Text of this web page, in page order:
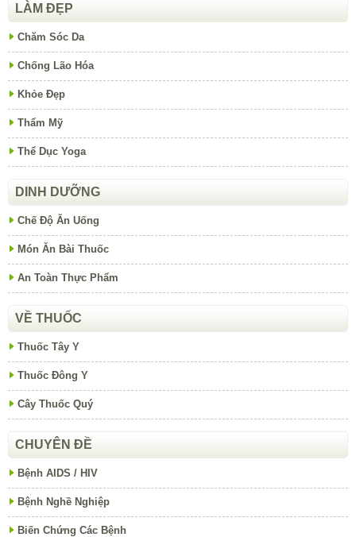
LÀM ĐẸP
Chăm Sóc Da
Chống Lão Hóa
Khỏe Đẹp
Thẩm Mỹ
Thể Dục Yoga
DINH DƯỠNG
Chế Độ Ăn Uống
Món Ăn Bài Thuốc
An Toàn Thực Phẩm
VỀ THUỐC
Thuốc Tây Y
Thuốc Đông Y
Cây Thuốc Quý
CHUYÊN ĐỀ
Bệnh AIDS / HIV
Bệnh Nghề Nghiệp
Biến Chứng Các Bệnh